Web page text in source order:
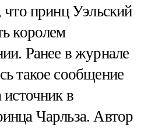
принц Уэльский
королем
Ранее в журнале
такое сообщение
источник в
Чарльза. Автор